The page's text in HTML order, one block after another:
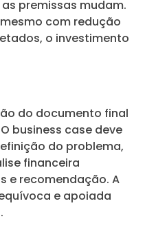
premissas mudam.
com redução
o investimento
do documento final
business case deve
do problema,
financeira
e recomendação. A
e apoiada